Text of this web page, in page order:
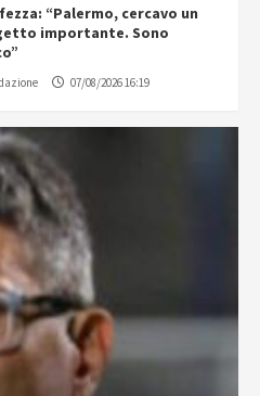
“Palermo, cercavo un
importante. Sono
07/08/2026 16:19